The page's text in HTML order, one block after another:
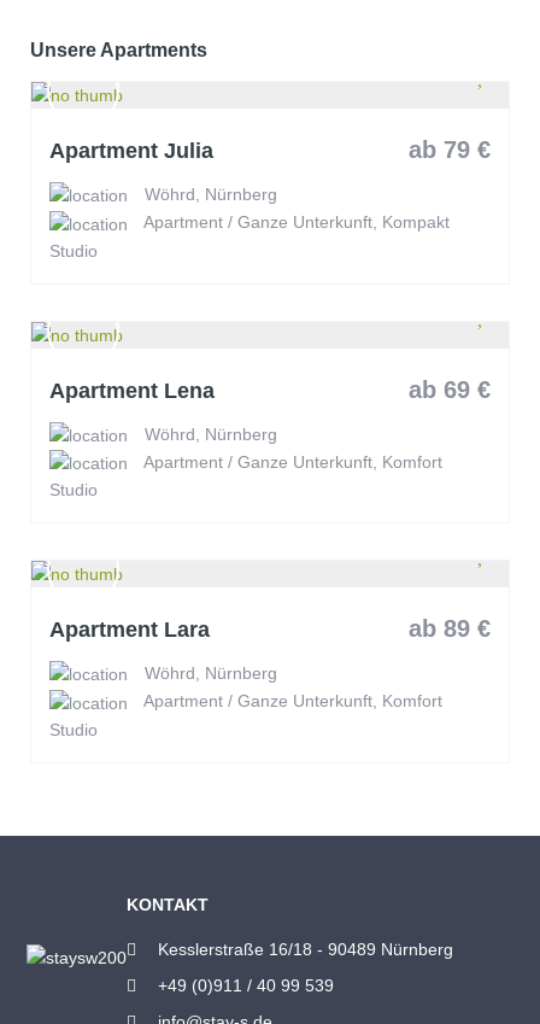
Unsere Apartments
ab 79 €
Apartment Julia
Wöhrd, Nürnberg
Apartment / Ganze Unterkunft, Kompakt
Studio
ab 69 €
Apartment Lena
Wöhrd, Nürnberg
Apartment / Ganze Unterkunft, Komfort
Studio
ab 89 €
Apartment Lara
Wöhrd, Nürnberg
Apartment / Ganze Unterkunft, Komfort
Studio
KONTAKT
Kesslerstraße 16/18 - 90489 Nürnberg
+49 (0)911 / 40 99 539